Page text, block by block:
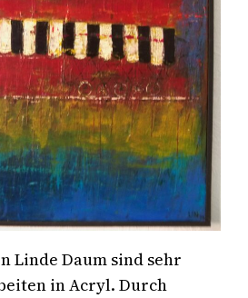
Linde Daum sind sehr
in Acryl. Durch